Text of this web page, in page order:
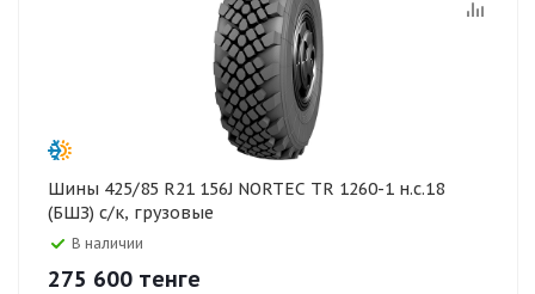
Шины 425/85 R21 156J NORTEC TR 1260-1 н.с.18
(БШЗ) с/к, грузовые
В наличии
275 600 тенге